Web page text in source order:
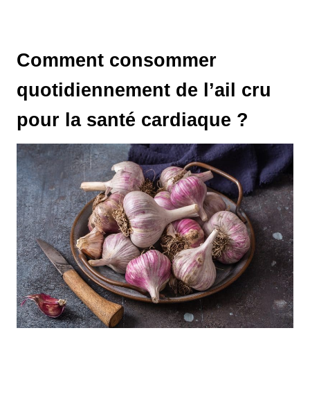
Comment consommer
quotidiennement de l’ail cru
pour la santé cardiaque ?